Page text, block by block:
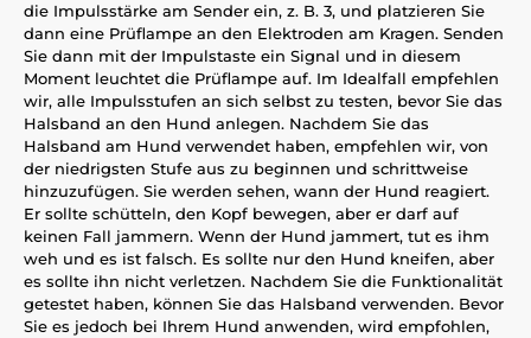
die Impulsstärke am Sender ein, z. B. 3, und platzieren Sie
dann eine Prüflampe an den Elektroden am Kragen. Senden
Sie dann mit der Impulstaste ein Signal und in diesem
Moment leuchtet die Prüflampe auf. Im Idealfall empfehlen
wir, alle Impulsstufen an sich selbst zu testen, bevor Sie das
Halsband an den Hund anlegen. Nachdem Sie das
Halsband am Hund verwendet haben, empfehlen wir, von
der niedrigsten Stufe aus zu beginnen und schrittweise
hinzuzufügen. Sie werden sehen, wann der Hund reagiert.
Er sollte schütteln, den Kopf bewegen, aber er darf auf
keinen Fall jammern. Wenn der Hund jammert, tut es ihm
weh und es ist falsch. Es sollte nur den Hund kneifen, aber
es sollte ihn nicht verletzen. Nachdem Sie die Funktionalität
getestet haben, können Sie das Halsband verwenden. Bevor
Sie es jedoch bei Ihrem Hund anwenden, wird empfohlen,